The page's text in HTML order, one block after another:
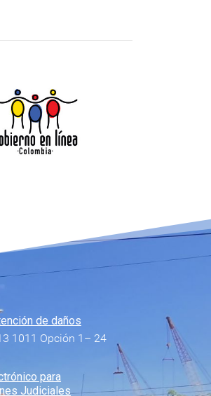
de daños
1011 Opción 1– 24
para
Judiciales